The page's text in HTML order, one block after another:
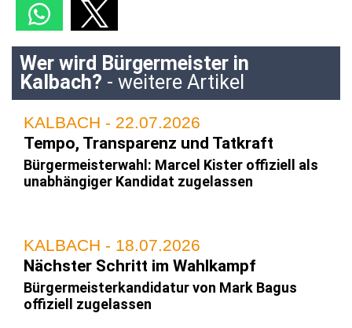
Wer wird Bürgermeister in
Kalbach? - weitere Artikel
KALBACH - 22.07.2026
Tempo, Transparenz und Tatkraft
Bürgermeisterwahl: Marcel Kister offiziell als
unabhängiger Kandidat zugelassen
KALBACH - 18.07.2026
Nächster Schritt im Wahlkampf
Bürgermeisterkandidatur von Mark Bagus
offiziell zugelassen